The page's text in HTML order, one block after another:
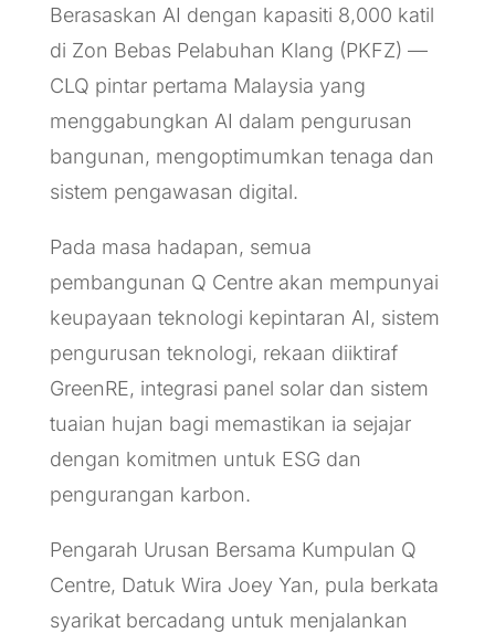
Berasaskan AI dengan kapasiti 8,000 katil
di Zon Bebas Pelabuhan Klang (PKFZ) —
CLQ pintar pertama Malaysia yang
menggabungkan AI dalam pengurusan
bangunan, mengoptimumkan tenaga dan
sistem pengawasan digital.
Pada masa hadapan, semua
pembangunan Q Centre akan mempunyai
keupayaan teknologi kepintaran AI, sistem
pengurusan teknologi, rekaan diiktiraf
GreenRE, integrasi panel solar dan sistem
tuaian hujan bagi memastikan ia sejajar
dengan komitmen untuk ESG dan
pengurangan karbon.
Pengarah Urusan Bersama Kumpulan Q
Centre, Datuk Wira Joey Yan, pula berkata
syarikat bercadang untuk menjalankan